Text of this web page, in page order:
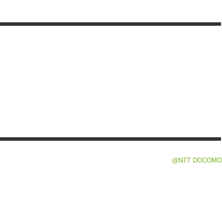
@NTT DOCOMO